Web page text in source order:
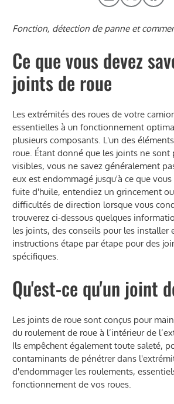
Fonction, détection de panne et
Ce que vous devez
joints de roue
Les extrémités des roues de votre
essentielles à un fonctionnement
plusieurs composants. L'un des
roue. Étant donné que les joints ne sont
visibles, vous ne savez généralement
eux est endommagé jusqu'à ce que
fuite d'huile, entendiez un grincement
difficultés de direction lorsque vous
trouverez ci-dessous quelques
les joints, des conseils pour les installer
instructions étape par étape pour des
spécifiques.
Qu'est-ce qu'un joint
Les joints de roue sont conçus pour
du roulement de roue à l’intérieur de
Ils empêchent également toute saleté,
contaminants de pénétrer dans
d'endommager les roulements,
fonctionnement de vos roues.